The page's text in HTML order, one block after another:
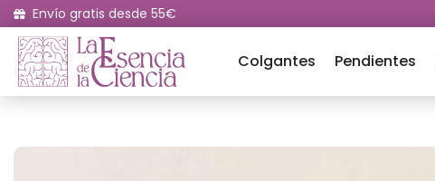
Envío gratis desde 55€
Colgantes Pendientes